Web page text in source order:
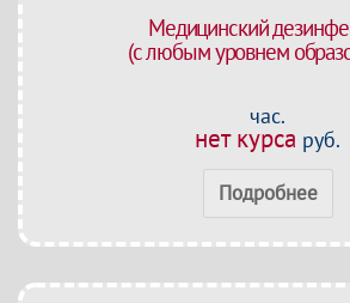
Медицинский
(с любым уровнем
час.
нет курса руб.
Подробнее